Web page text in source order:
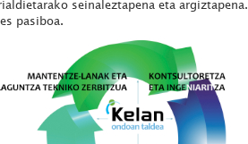
seinaleztapena eta argiztapena.
pasiboa.